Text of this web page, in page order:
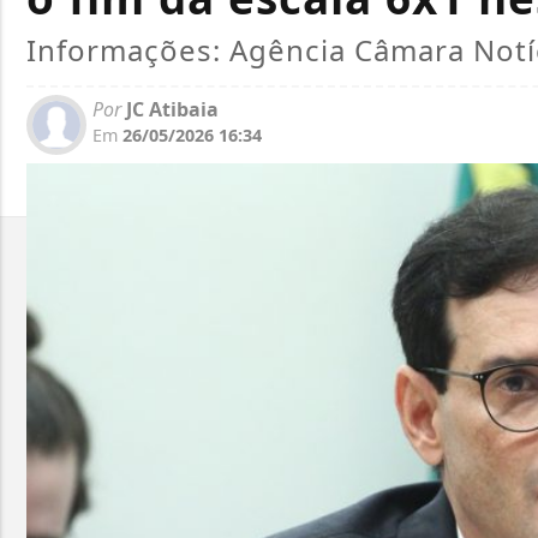
Informações: Agência Câmara
PorJC Atibaia
Em 26/05/2026 16:34